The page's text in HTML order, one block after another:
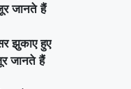
जानते हैं
झुकाए हुए
जानते हैं